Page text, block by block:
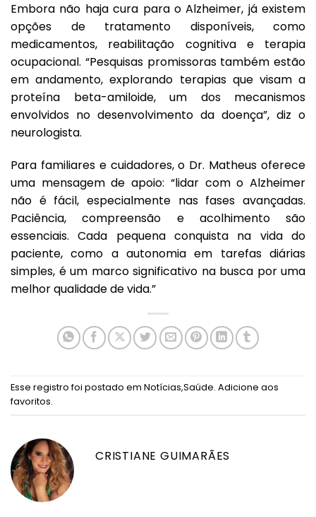
Embora não haja cura para o Alzheimer, já existem
opções de tratamento disponíveis, como
medicamentos, reabilitação cognitiva e terapia
ocupacional. “Pesquisas promissoras também estão
em andamento, explorando terapias que visam a
proteína beta-amiloide, um dos mecanismos
envolvidos no desenvolvimento da doença”, diz o
neurologista.
Para familiares e cuidadores, o Dr. Matheus oferece
uma mensagem de apoio: “lidar com o Alzheimer
não é fácil, especialmente nas fases avançadas.
Paciência, compreensão e acolhimento são
essenciais. Cada pequena conquista na vida do
paciente, como a autonomia em tarefas diárias
simples, é um marco significativo na busca por uma
melhor qualidade de vida.”
Esse registro foi postado em Notícias,Saúde. Adicione aos
favoritos.
CRISTIANE GUIMARÃES